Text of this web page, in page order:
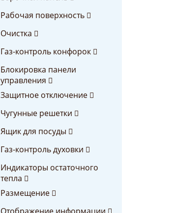
Рабочая поверхность
Очистка
Газ-контроль конфорок
Блокировка панели
управления
Защитное отключение
Чугунные решетки
Ящик для посуды
Газ-контроль духовки
Индикаторы остаточного
тепла
Размещение